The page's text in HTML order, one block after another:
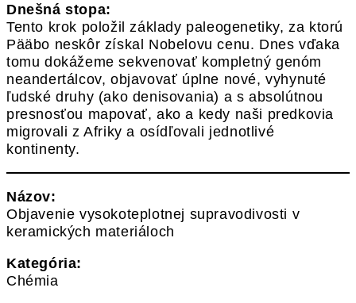
Dnešná stopa:
Tento krok položil základy paleogenetiky, za ktorú
Pääbo neskôr získal Nobelovu cenu. Dnes vďaka
tomu dokážeme sekvenovať kompletný genóm
neandertálcov, objavovať úplne nové, vyhynuté
ľudské druhy (ako denisovania) a s absolútnou
presnosťou mapovať, ako a kedy naši predkovia
migrovali z Afriky a osídľovali jednotlivé
kontinenty.
Názov:
Objavenie vysokoteplotnej supravodivosti v
keramických materiáloch
Kategória:
Chémia